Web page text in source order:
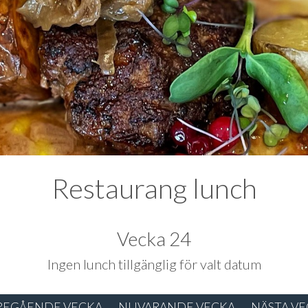
Restaurang lunch
Vecka 24
Ingen lunch tillgänglig för valt datum